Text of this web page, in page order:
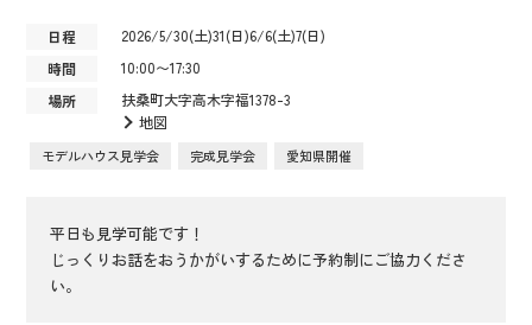
日程
2026/5/30(土)31(日)6/6(土)7(日)
時間
10:00〜17:30
場所
扶桑町大字高木字福1378-3
地図
モデルハウス見学会 完成見学会 愛知県開催
平日も見学可能です！
じっくりお話をおうかがいするために予約制にご協力くださ
い。